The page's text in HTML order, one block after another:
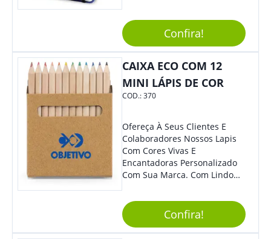
Anotações Com Post-It E
Caneta. Elaborado A Partir De
Material Reciclado, O Brinde
Também É Prático, Tornando-
Se Assim Excelente Para Uso
Cotidiano. Perfeito, Não É?!
Confira!
CAIXA ECO COM 12
MINI LÁPIS DE COR
COD.:370
Ofereça À Seus Clientes E
Colaboradores Nossos Lapis
Com Cores Vivas E
Encantadoras Personalizado
Com Sua Marca. Com Lindo
Para Diversas Ocasiões.
Perfeito, Não É?!
Confira!